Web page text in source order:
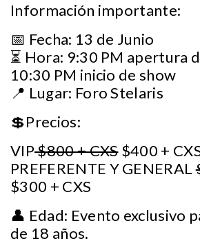
Información importante:
📅 Fecha: 13 de Junio
⏳ Hora: 9:30 PM apertura
10:30 PM inicio de show
📍 Lugar: Foro Stelaris
💲Precios:
VIP$800 + CXS$400 +
PREFERENTE Y GENERAL
$300 + CXS
👤 Edad: Evento exclusivo
de 18 años.